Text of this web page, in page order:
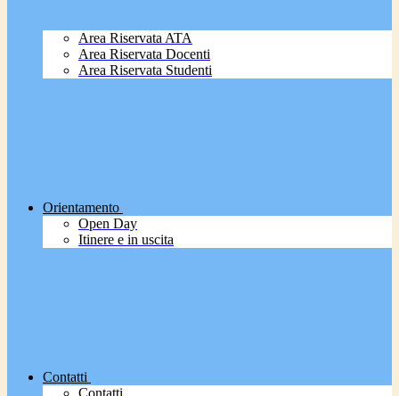
Area Riservata ATA
Area Riservata Docenti
Area Riservata Studenti
Orientamento
Open Day
Itinere e in uscita
Contatti